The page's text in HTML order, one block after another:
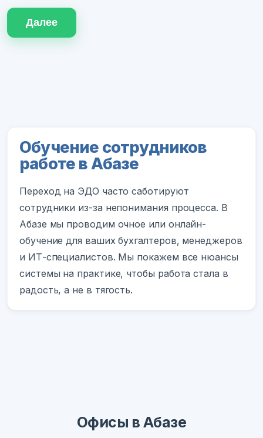
Далее
Обучение сотрудников
работе в Абазе
Переход на ЭДО часто саботируют
сотрудники из-за непонимания процесса. В
Абазе мы проводим очное или онлайн-
обучение для ваших бухгалтеров, менеджеров
и ИТ-специалистов. Мы покажем все нюансы
системы на практике, чтобы работа стала в
радость, а не в тягость.
Офисы в Абазе